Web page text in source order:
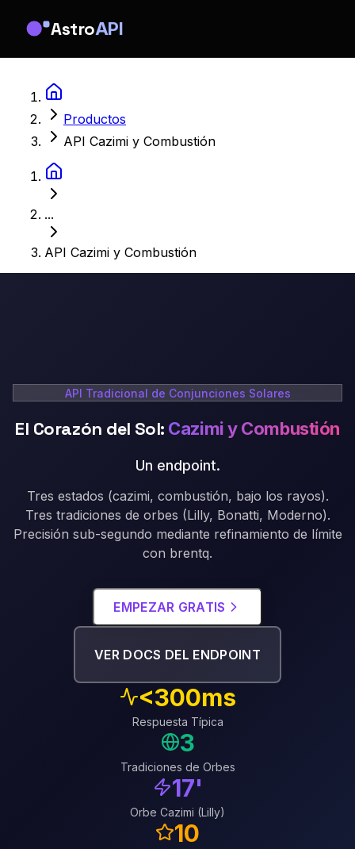
AstroAPI
Productos
API Cazimi y Combustión
...
API Cazimi y Combustión
API Tradicional de Conjunciones Solares
El Corazón del Sol: Cazimi y Combustión
Un endpoint.
Tres estados (cazimi, combustión, bajo los rayos).
Tres tradiciones de orbes (Lilly, Bonatti, Moderno).
Precisión sub-segundo mediante refinamiento de límite
con brentq.
EMPEZAR GRATIS
VER DOCS DEL ENDPOINT
<300ms
Respuesta Típica
3
Tradiciones de Orbes
17'
Orbe Cazimi (Lilly)
10